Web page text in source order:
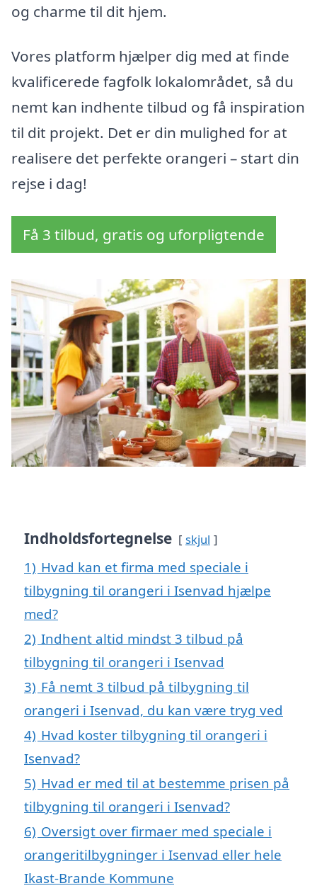
og charme til dit hjem.
Vores platform hjælper dig med at finde
kvalificerede fagfolk lokalområdet, så du
nemt kan indhente tilbud og få inspiration
til dit projekt. Det er din mulighed for at
realisere det perfekte orangeri – start din
rejse i dag!
Få 3 tilbud, gratis og uforpligtende
Indholdsfortegnelse skjul
1) Hvad kan et firma med speciale i
tilbygning til orangeri i Isenvad hjælpe
med?
2) Indhent altid mindst 3 tilbud på
tilbygning til orangeri i Isenvad
3) Få nemt 3 tilbud på tilbygning til
orangeri i Isenvad, du kan være tryg ved
4) Hvad koster tilbygning til orangeri i
Isenvad?
5) Hvad er med til at bestemme prisen på
tilbygning til orangeri i Isenvad?
6) Oversigt over firmaer med speciale i
orangeritilbygninger i Isenvad eller hele
Ikast-Brande Kommune